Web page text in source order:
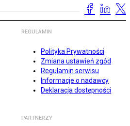
REGULAMIN
Polityka Prywatności
Zmiana ustawień zgód
Regulamin serwisu
Informacje o nadawcy
Deklaracja dostępności
PARTNERZY